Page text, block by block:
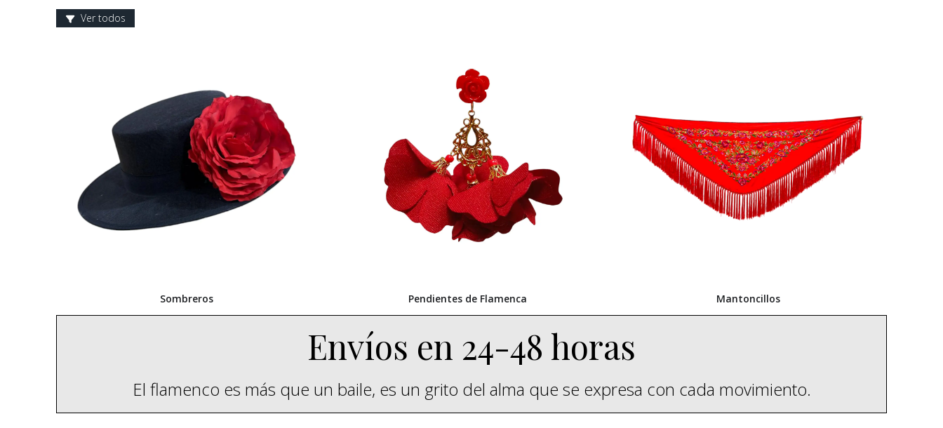
Ver todos
Sombreros Pendientes de Flamenca Mantoncillos
Envíos en 24-48 horas
El flamenco es más que un baile, es un grito del alma que se expresa con cada movimiento.